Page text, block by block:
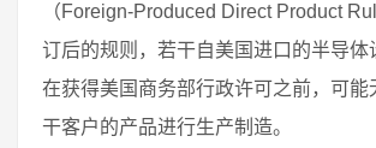
（Foreign-Produced Direct Product
订后的规则，若干自美国进口的半导体
在获得美国商务部行政许可之前，可能
干客户的产品进行生产制造。